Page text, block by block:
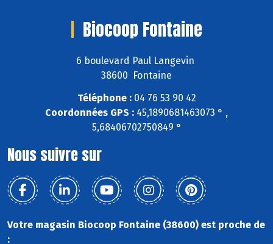
Biocoop Fontaine
6 boulevard Paul Langevin
38600 Fontaine
Téléphone :04 76 53 90 42
Coordonnées GPS : 45,1890681463073 ° ,
5,68406702750849 °
Nous suivre sur
Votre magasin Biocoop Fontaine (38600) est proche de
: